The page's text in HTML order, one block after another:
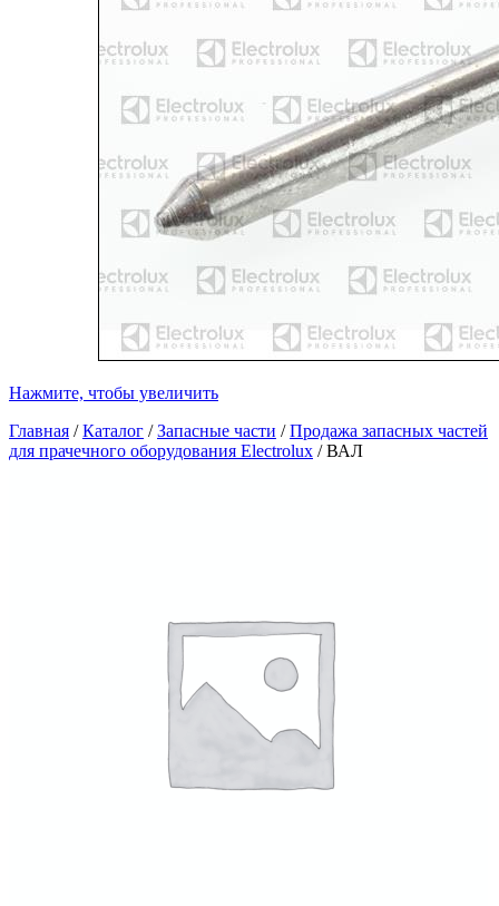
Нажмите, чтобы увеличить
Главная /Каталог /Запасные части /Продажа запасных частей
для прачечного оборудования Electrolux /ВАЛ